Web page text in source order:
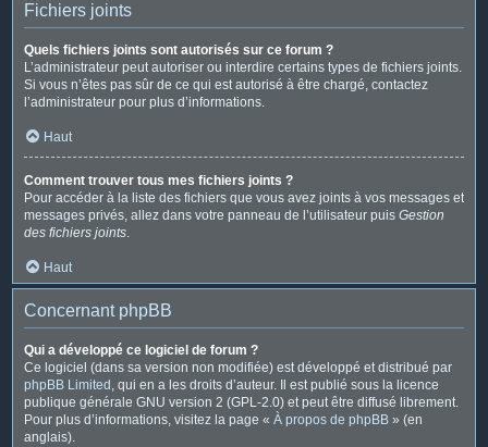
Fichiers joints
Quels fichiers joints sont autorisés sur ce forum ?
L’administrateur peut autoriser ou interdire certains types de fichiers joints.
Si vous n’êtes pas sûr de ce qui est autorisé à être chargé, contactez
l’administrateur pour plus d’informations.
Haut
Comment trouver tous mes fichiers joints ?
Pour accéder à la liste des fichiers que vous avez joints à vos messages et
messages privés, allez dans votre panneau de l’utilisateur puis Gestion
des fichiers joints.
Haut
Concernant phpBB
Qui a développé ce logiciel de forum ?
Ce logiciel (dans sa version non modifiée) est développé et distribué par
phpBB Limited , qui en a les droits d’auteur. Il est publié sous la licence
publique générale GNU version 2 (GPL-2.0) et peut être diffusé librement.
Pour plus d’informations, visitez la page « À propos de phpBB » (en
anglais).